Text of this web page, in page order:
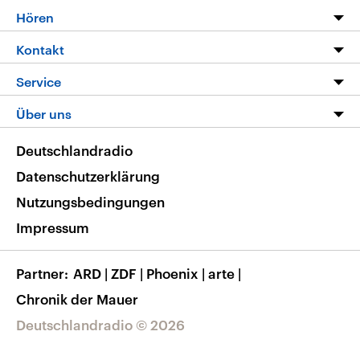
Programm
Die Nachrichten
Nachrichtenleicht
Neue Beiträge auf dlf.de
Hören
Livestream
Podcasts
Deutschlandfunk App
Nachrichten App
Frequenzen
Kontakt
Hörerservice
Service
FAQ
Veranstaltungen
Musikliste
RSS
Über uns
Barrierefreiheit
Deutschlandradio © 2026
Deutschlandradio
Datenschutzerklärung
Nutzungsbedingungen
Impressum
Partner ARD | ZDF | Phoenix | arte |
Chronik der Mauer